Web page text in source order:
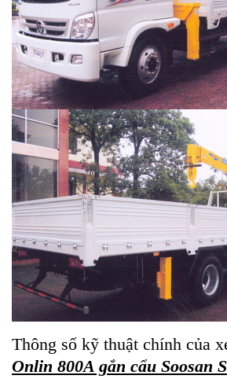
Thông số kỹ thuật chính của
Onlin 800A gắn cẩu Soosan